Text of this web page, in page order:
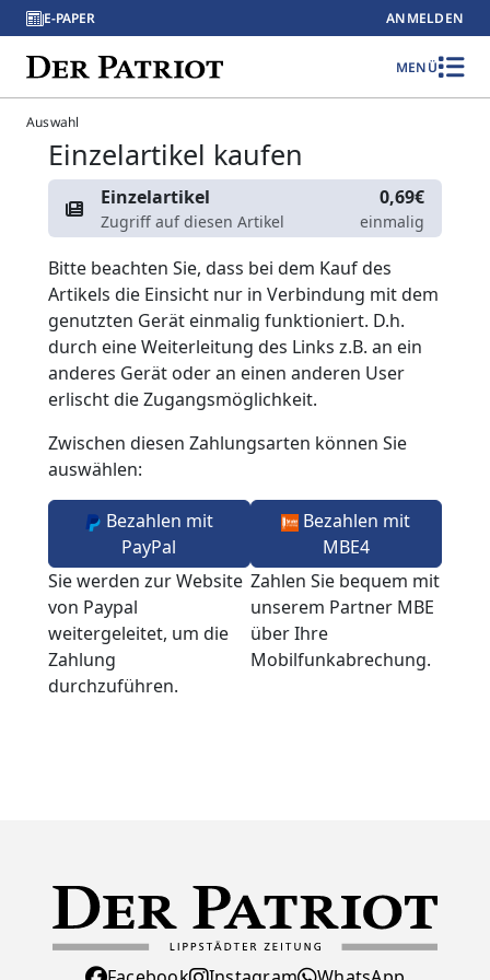
E-PAPER ANMELDEN
MENÜ
Auswahl
Einzelartikel kaufen
Einzelartikel
Zugriff auf diesen Artikel
0,69€
einmalig
Bitte beachten Sie, dass bei dem Kauf des
Artikels die Einsicht nur in Verbindung mit dem
genutzten Gerät einmalig funktioniert. D.h.
durch eine Weiterleitung des Links z.B. an ein
anderes Gerät oder an einen anderen User
erlischt die Zugangsmöglichkeit.
Zwischen diesen Zahlungsarten können Sie
auswählen:
Bezahlen mit
PayPal
Sie werden zur Website
von Paypal
weitergeleitet, um die
Zahlung
durchzuführen.
Bezahlen mit
MBE4
Zahlen Sie bequem mit
unserem Partner MBE
über Ihre
Mobilfunkabrechung.